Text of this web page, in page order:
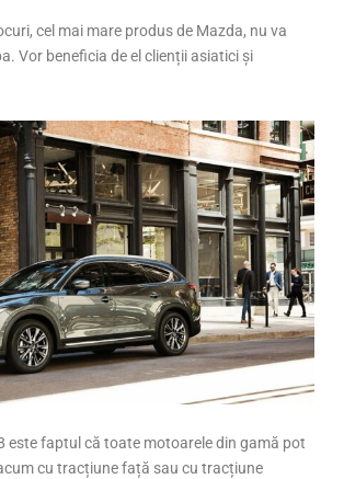
cel mai mare produs de Mazda, nu va
Vor beneficia de el clienții asiatici și
este faptul că toate motoarele din gamă pot
cu tracțiune față sau cu tracțiune